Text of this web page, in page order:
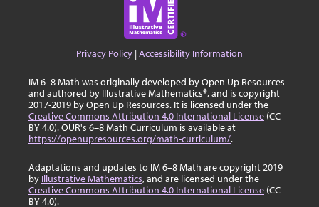
Privacy Policy |Accessibility Information
IM 6–8 Math was originally developed by Open Up Resources
and authored by Illustrative Mathematics®, and is copyright
2017-2019 by Open Up Resources. It is licensed under the
Creative Commons Attribution 4.0 International License (CC
BY 4.0). OUR's 6–8 Math Curriculum is available at
https://openupresources.org/math-curriculum/.
Adaptations and updates to IM 6–8 Math are copyright 2019
by Illustrative Mathematics, and are licensed under the
Creative Commons Attribution 4.0 International License (CC
BY 4.0).